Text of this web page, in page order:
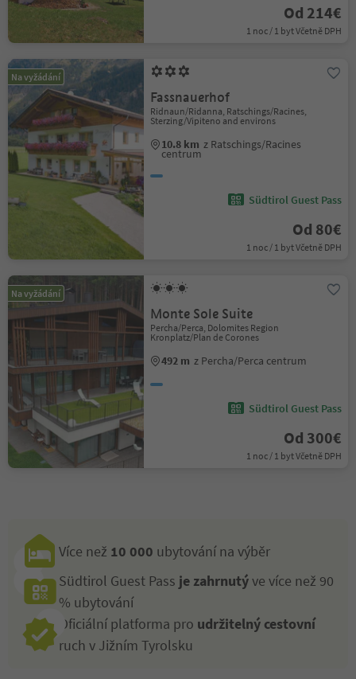
Od 214€
1 noc / 1 byt Včetně DPH
Na vyžádání
Fassnauerhof
Ridnaun/Ridanna, Ratschings/Racines,
Sterzing/Vipiteno and environs
10.8 km z Ratschings/Racines
centrum
Südtirol Guest Pass
Od 80€
1 noc / 1 byt Včetně DPH
Na vyžádání
Monte Sole Suite
Percha/Perca, Dolomites Region
Kronplatz/Plan de Corones
492 m z Percha/Perca centrum
Südtirol Guest Pass
Od 300€
1 noc / 1 byt Včetně DPH
Více než 10 000 ubytování na výběr
Südtirol Guest Pass je zahrnutýve více než 90
% ubytování
Oficiální platforma pro udržitelný cestovní
ruch v Jižním Tyrolsku